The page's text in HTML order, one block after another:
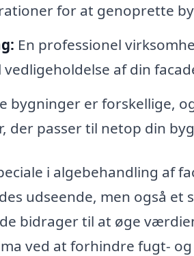
for at genoprette
En professionel
af din
bygninger er forskellige,
der passer til netop din
i algebehandling af
udseende, men også et
bidrager til at øge
ved at forhindre fugt-